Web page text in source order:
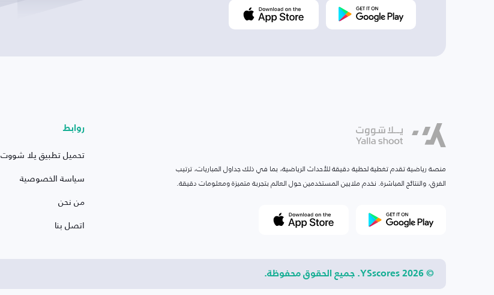
منصة رياضية تقدم تغطية لحظية دقيقة للأحداث الرياضية، بما في ذلك جداول المباريات، ترتيب
الفرق، والنتائج المباشرة. نخدم ملايين المستخدمين حول العالم بتجربة متميزة ومعلومات دقيقة.
روابط
تحميل تطبيق يلا شووت
سياسة الخصوصية
من نحن
اتصل بنا
© 2026 YSscores. جميع الحقوق محفوظة.